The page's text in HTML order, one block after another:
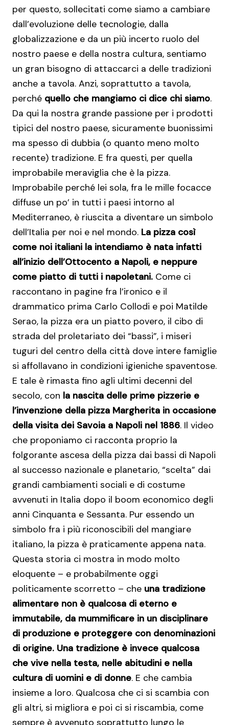
per questo, sollecitati come siamo a cambiare
dall’evoluzione delle tecnologie, dalla
globalizzazione e da un più incerto ruolo del
nostro paese e della nostra cultura, sentiamo
un gran bisogno di attaccarci a delle tradizioni
anche a tavola. Anzi, soprattutto a tavola,
perché quello che mangiamo ci dice chi siamo.
Da qui la nostra grande passione per i prodotti
tipici del nostro paese, sicuramente buonissimi
ma spesso di dubbia (o quanto meno molto
recente) tradizione. E fra questi, per quella
improbabile meraviglia che è la pizza.
Improbabile perché lei sola, fra le mille focacce
diffuse un po’ in tutti i paesi intorno al
Mediterraneo, è riuscita a diventare un simbolo
dell’Italia per noi e nel mondo. La pizza così
come noi italiani la intendiamo è nata infatti
all’inizio dell’Ottocento a Napoli, e neppure
come piatto di tutti i napoletani. Come ci
raccontano in pagine fra l’ironico e il
drammatico prima Carlo Collodi e poi Matilde
Serao, la pizza era un piatto povero, il cibo di
strada del proletariato dei “bassi”, i miseri
tuguri del centro della città dove intere famiglie
si affollavano in condizioni igieniche spaventose.
E tale è rimasta fino agli ultimi decenni del
secolo, con la nascita delle prime pizzerie e
l’invenzione della pizza Margherita in occasione
della visita dei Savoia a Napoli nel 1886. Il video
che proponiamo ci racconta proprio la
folgorante ascesa della pizza dai bassi di Napoli
al successo nazionale e planetario, “scelta” dai
grandi cambiamenti sociali e di costume
avvenuti in Italia dopo il boom economico degli
anni Cinquanta e Sessanta. Pur essendo un
simbolo fra i più riconoscibili del mangiare
italiano, la pizza è praticamente appena nata.
Questa storia ci mostra in modo molto
eloquente – e probabilmente oggi
politicamente scorretto – che una tradizione
alimentare non è qualcosa di eterno e
immutabile, da mummificare in un disciplinare
di produzione e proteggere con denominazioni
di origine. Una tradizione è invece qualcosa
che vive nella testa, nelle abitudini e nella
cultura di uomini e di donne. E che cambia
insieme a loro. Qualcosa che ci si scambia con
gli altri, si migliora e poi ci si riscambia, come
sempre è avvenuto soprattutto lungo le